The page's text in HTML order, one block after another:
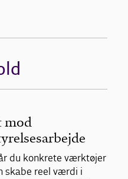
mod
du konkrete værktøjer
skabe reel værdi i